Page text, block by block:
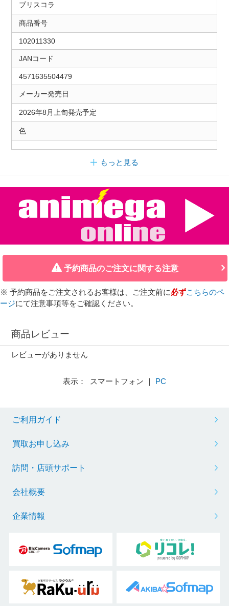
ブリスコラ
商品番号
102011330
JANコード
4571635504479
メーカー発売日
2026年8月上旬発売予定
色
もっと見る
予約商品のご注文に関する注意
※ 予約商品をご注文されるお客様は、ご注文前に必ずこちらのペ
ージにて注意事項等をご確認ください。
商品レビュー
レビューがありません
表示： スマートフォン ｜ PC
ご利用ガイド
買取お申し込み
訪問・店頭サポート
会社概要
企業情報